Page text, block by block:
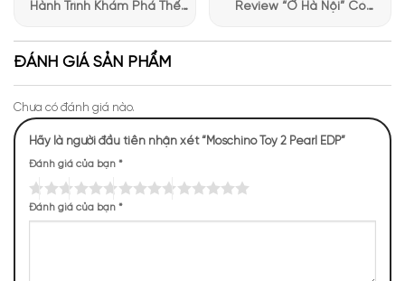
Hành Trình Khám Phá Thế
Review “Ở Hà Nội” Có
ĐÁNH GIÁ SẢN PHẨM
Chưa có đánh giá nào.
Hãy là người đầu tiên nhận xét “Moschino Toy 2 Pearl EDP”
Đánh giá của bạn *
Đánh giá của bạn *